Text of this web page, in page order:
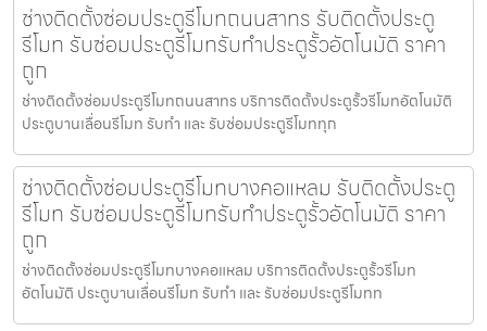
ช่างติดตั้งซ่อมประตูรีโมทถนนสาทร รับติดตั้งประตู
รีโมท รับซ่อมประตูรีโมทรับทำประตูรั้วอัตโนมัติ ราคา
ถูก
ช่างติดตั้งซ่อมประตูรีโมทถนนสาทร บริการติดตั้งประตูรั้วรีโมทอัตโนมัติ
ประตูบานเลื่อนรีโมท รับทำ และ รับซ่อมประตูรีโมททุก
ช่างติดตั้งซ่อมประตูรีโมทบางคอแหลม รับติดตั้งประตู
รีโมท รับซ่อมประตูรีโมทรับทำประตูรั้วอัตโนมัติ ราคา
ถูก
ช่างติดตั้งซ่อมประตูรีโมทบางคอแหลม บริการติดตั้งประตูรั้วรีโมท
อัตโนมัติ ประตูบานเลื่อนรีโมท รับทำ และ รับซ่อมประตูรีโมทท